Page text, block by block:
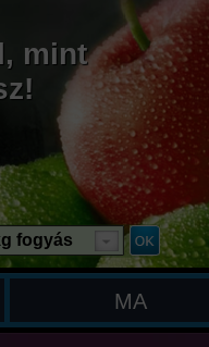
mint
fogyás
MA